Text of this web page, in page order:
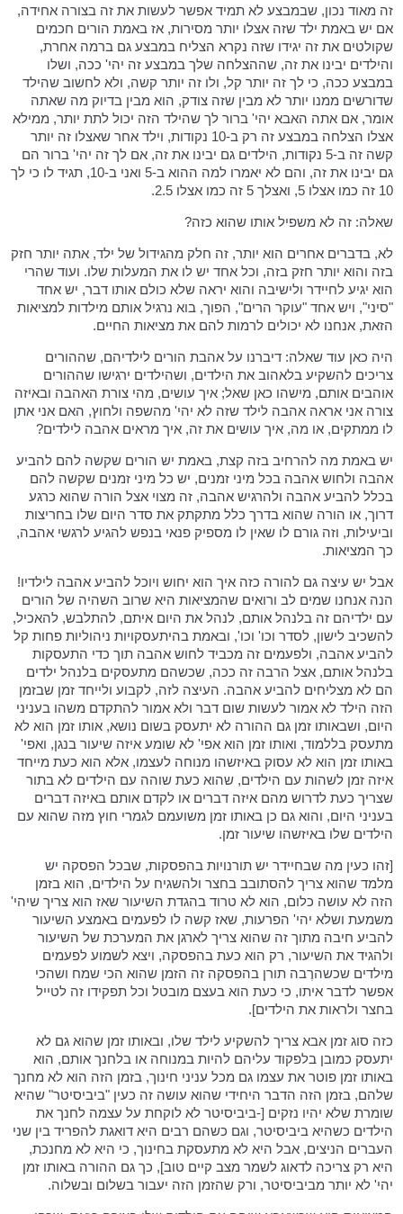
זה מאוד נכון, שבמבצע לא תמיד אפשר לעשות את זה בצורה אחידה,
אם יש באמת ילד שזה אצלו יותר מסירות, אז באמת הורים חכמים
שקולטים את זה יגידו שזה נקרא הצליח במבצע גם ברמה אחרת,
והילדים יבינו את זה, שההצלחה שלך במבצע זה יהי' ככה, ושלו
במבצע ככה, כי לך זה יותר קל, ולו זה יותר קשה, ולא לחשוב שהילד
שדורשים ממנו יותר לא מבין שזה צודק, הוא מבין בדיוק מה שאתה
אומר, אם אתה האבא יהי' ברור לך שהילד הזה יכול לתת יותר, ממילא
אצלו הצלחה במבצע זה רק ב-10 נקודות, וילד אחר שאצלו זה יותר
קשה זה ב-5 נקודות, הילדים גם יבינו את זה, אם לך זה יהי' ברור הם
גם יבינו את זה, והם לא יאמרו למה ההוא ב-5 ואני ב-10, תגיד לו כי לך
10 זה כמו אצלו 5, ואצלך 5 זה כמו אצלו 2.5.
שאלה: זה לא משפיל אותו שהוא כזה?
לא, בדברים אחרים הוא יותר, זה חלק מהגידול של ילד, אתה יותר חזק
בזה והוא יותר חזק בזה, וכל אחד יש לו את המעלות שלו. ועוד שהרי
הוא יגיע לחיידר ולישיבה והוא יראה שלא כולם אותו דבר, יש אחד
"סיני", ויש אחד "עוקר הרים", הפוך, בוא נרגיל אותם מילדות למציאות
הזאת, אנחנו לא יכולים לרמות להם את מציאות החיים.
היה כאן עוד שאלה: דיברנו על אהבת הורים לילדיהם, שההורים
צריכים להשקיע בלאהוב את הילדים, ושהילדים ירגישו שההורים
אוהבים אותם, מישהו כאן שאל; איך עושים, מהי צורת האהבה ובאיזה
צורה אני אראה אהבה לילד שזה לא יהי' מהשפה ולחוץ, האם אני אתן
לו ממתקים, או מה, איך עושים את זה, איך מראים אהבה לילדים?
יש באמת מה להרחיב בזה קצת, באמת יש הורים שקשה להם להביע
אהבה ולחוש אהבה בכל מיני זמנים, יש כל מיני זמנים שקשה להם
בכלל להביע אהבה ולהרגיש אהבה, זה מצוי אצל הורה שהוא כרגע
דרוך, או הורה שהוא בדרך כלל מתקתק את סדר היום שלו בחריצות
וביעילות, וזה גורם לו שאין לו מספיק פנאי בנפש להגיע לרגשי אהבה,
כך המציאות.
אבל יש עיצה גם להורה כזה איך הוא יחוש ויוכל להביע אהבה לילדיו!
הנה אנחנו שמים לב ורואים שהמציאות היא שרוב השהיה של הורים
עם ילדיהם זה בלנהל אותם, לנהל את היום איתם, להתלבש, להאכיל,
להשכיב לישון, לסדר וכו' וכו', ובאמת בהיתעסקויות ניהוליות פחות קל
להביע אהבה, ולפעמים זה מכביד לחוש אהבה תוך כדי התעסקות
בלנהל אותם, אצל הרבה זה ככה, שכשהם מתעסקים בלנהל ילדים
הם לא מצליחים להביע אהבה. העיצה לזה, לקבוע ולייחד זמן שבזמן
הזה הילד לא אמור לעשות שום דבר ולא אמור להתקדם משהו בעניני
היום, ושבאותו זמן גם ההורה לא יתעסק בשום נושא, אותו זמן הוא לא
מתעסק בללמוד, ואותו זמן הוא אפי' לא שומע איזה שיעור בנגן, ואפי'
באותו זמן הוא לא עסוק באיזשהו מנוחה לעצמו, אלא הוא כעת מייחד
איזה זמן לשהות עם הילדים, שהוא כעת שוהה עם הילדים לא בתור
שצריך כעת לדרוש מהם איזה דברים או לקדם אותם באיזה דברים
בעניני היום, והוא גם כן באותו זמן משועמם לגמרי חוץ מזה שהוא עם
הילדים שלו באיזשהו שיעור זמן.
[זהו כעין מה שבחיידר יש תורנויות בהפסקות, שבכל הפסקה יש
מלמד שהוא צריך להסתובב בחצר ולהשגיח על הילדים, הוא בזמן
הזה לא עושה כלום, הוא לא טרוד בהגדת השיעור שאז הוא צריך שיהי'
משמעת ושלא יהי' הפרעות, שאז קשה לו לפעמים באמצע השיעור
להביע חיבה מתוך זה שהוא צריך לארגן את המערכת של השיעור
ולהגיד את השיעור, רק הוא כעת בהפסקה, ויצא לשמוע לפעמים
מילדים שכשהרֶבה תורן בהפסקה זה הזמן שהוא הכי שמח ושהכי
אפשר לדבר איתו, כי כעת הוא בעצם מובטל וכל תפקידו זה לטייל
בחצר ולראות את הילדים].
כזה סוג זמן אבא צריך להשקיע לילד שלו, ובאותו זמן שהוא גם לא
יתעסק כמובן בלפקוד עליהם להיות במנוחה או בלחנך אותם, הוא
באותו זמן פוטר את עצמו גם מכל עניני חינוך, בזמן הזה הוא לא מחנך
שלהם, בזמן הזה הדבר היחידי שהוא עושה זה כעין "ביביסיטר" שהיא
שומרת שלא יהיו נזקים [-ביביסיטר לא לוקחת על עצמה לחנך את
הילדים כשהיא ביביסיטר, וגם כשהם רבים היא דואגת להפריד בין שני
העברים הניצים, אבל היא לא מתעסקת בחינוך, כי היא לא מחנכת,
היא רק צריכה לדאוג לשמר מצב קיים טוב], כך גם ההורה באותו זמן
יהי' לא יותר מביביסיטר, ורק שהזמן הזה יעבור בשלום ובשלוה.